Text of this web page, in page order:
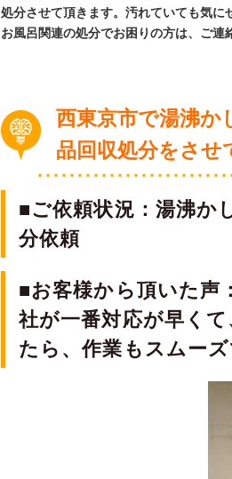
処分させて頂きます。汚れていても気に
お風呂関連の処分でお困りの方は、ご連
西東京市で湯沸か
品回収処分をさせ
■ご依頼状況：湯沸か
分依頼
■お客様から頂いた声
社が一番対応が早く
たら、作業もスムー